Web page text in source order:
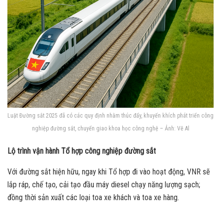
Luật Đường sắt 2025 đã có các quy định nhằm thúc đẩy, khuyến khích phát triển công
nghiệp đường sắt, chuyển giao khoa học công nghệ – Ảnh: Vẽ Al
Lộ trình vận hành Tổ hợp công nghiệp đường sắt
Với đường sắt hiện hữu, ngay khi Tổ hợp đi vào hoạt động, VNR sẽ
lắp ráp, chế tạo, cải tạo đầu máy diesel chạy năng lượng sạch;
đồng thời sản xuất các loại toa xe khách và toa xe hàng.